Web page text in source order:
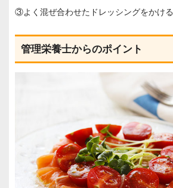
③よく混ぜ合わせたドレッシングをかける
管理栄養士からのポイント